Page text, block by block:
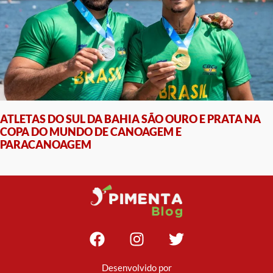
ATLETAS DO SUL DA BAHIA SÃO OURO E PRATA NA
COPA DO MUNDO DE CANOAGEM E
PARACANOAGEM
Desenvolvido por